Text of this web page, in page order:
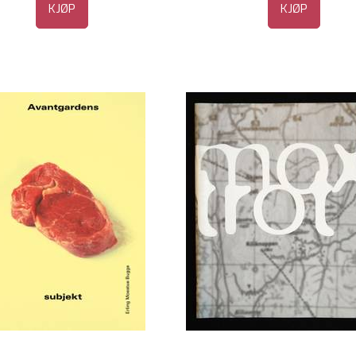
KJØP KJØP